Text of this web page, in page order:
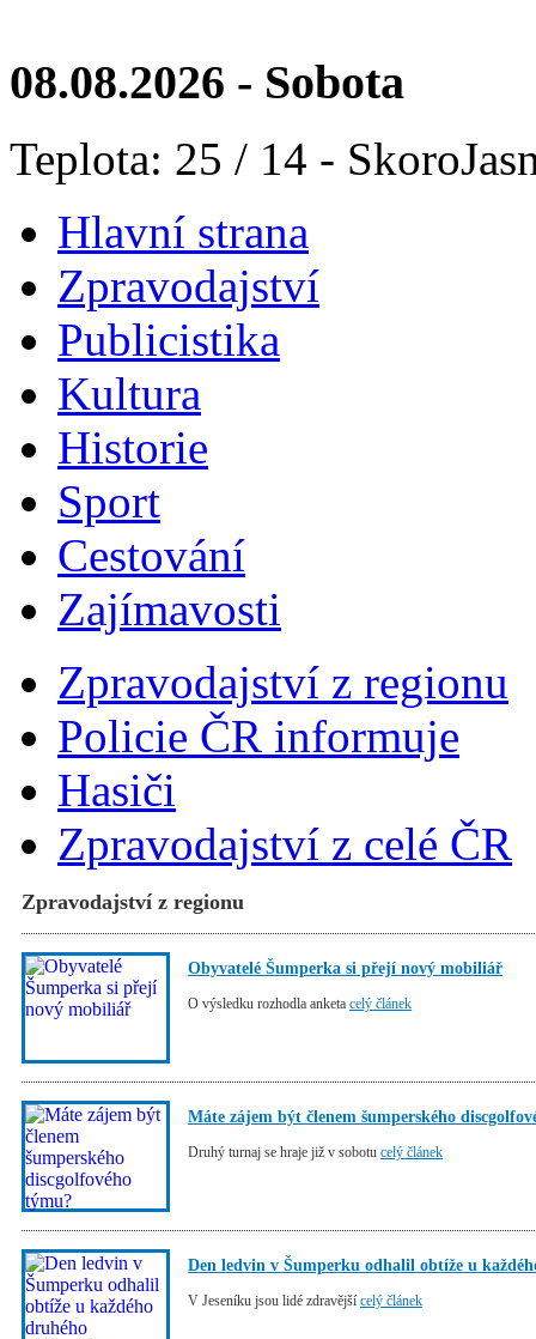
08.08.2026 - Sobota
Teplota: 25 / 14 -
Hlavní strana
Zpravodajství
Publicistika
Kultura
Historie
Sport
Cestování
Zajímavosti
Zpravodajství z regionu
Policie ČR informuje
Hasiči
Zpravodajství z celé ČR
Zpravodajství z regionu
Obyvatelé Šumperka si přejí nový mobiliář
O výsledku rozhodla anketa celý článek
Máte zájem být členem šumperského
Druhý turnaj se hraje již v sobotu celý článek
Den ledvin v Šumperku odhalil obtíže u
V Jeseníku jsou lidé zdravější celý článek